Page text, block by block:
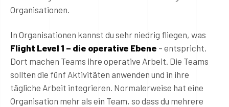
Organisationen.
In Organisationen kannst du sehr niedrig fliegen, was
Flight Level 1 – die operative Ebene – entspricht.
Dort machen Teams ihre operative Arbeit. Die Teams
sollten die fünf Aktivitäten anwenden und in ihre
tägliche Arbeit integrieren. Normalerweise hat eine
Organisation mehr als ein Team, so dass du mehrere